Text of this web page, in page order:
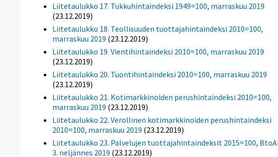
Liitetaulukko 17. Tukkuhintaindeksi 1949=100, marraskuu 2019
(23.12.2019)
Liitetaulukko 18. Teollisuuden tuottajahintaindeksi 2010=100,
marraskuu 2019 (23.12.2019)
Liitetaulukko 19. Vientihintaindeksi 2010=100, marraskuu 2019
(23.12.2019)
Liitetaulukko 20. Tuontihintaindeksi 2010=100, marraskuu 2019
(23.12.2019)
Liitetaulukko 21. Kotimarkkinoiden perushintaindeksi 2010=100,
marraskuu 2019 (23.12.2019)
Liitetaulukko 22. Verollinen kotimarkkinoiden perushintaindeksi
2010=100, marraskuu 2019 (23.12.2019)
Liitetaulukko 23. Palvelujen tuottajahintaindeksit 2015=100,
3. neljännes 2019 (23.12.2019)